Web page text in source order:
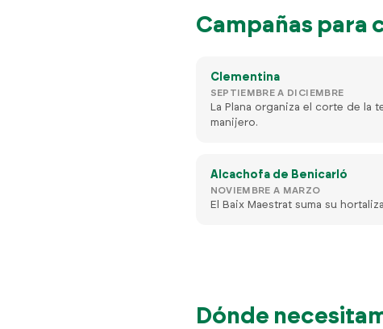
Campañas para
Clementina
SEPTIEMBRE A DICIEMBRE
La Plana organiza el corte de la
manijero.
Alcachofa de Benicarló
NOVIEMBRE A MARZO
El Baix Maestrat suma su
Dónde